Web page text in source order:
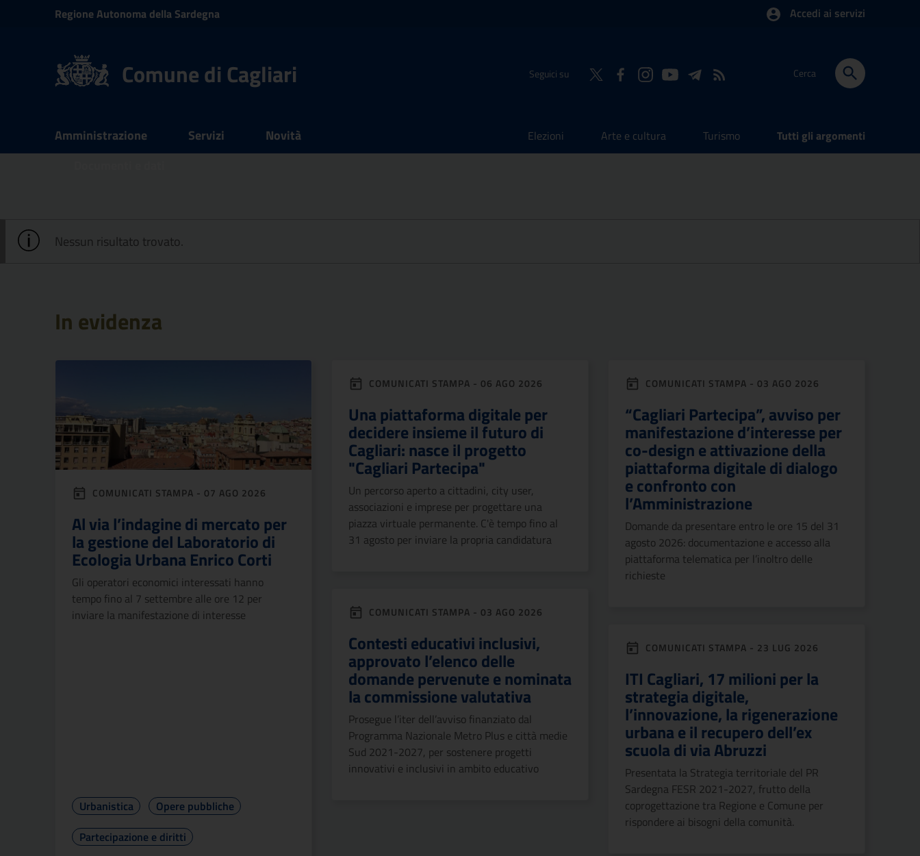
Vai ai contenuti
RegioneAutonoma della Sardegna Accedi ai servizi
Comune di Cagliari Seguici su Cerca
Submenu
Amministrazione Servizi
Novità
Elezioni Arte e cultura Turismo Tutti gli argomenti
Nessun risultato trovato.
In evidenza
COMUNICATI STAMPA - 07 AGO 2026
Al via l’indagine di mercato per
la gestione del Laboratorio di
Ecologia Urbana Enrico Corti
Gli operatori economici interessati hanno
tempo fino al 7 settembre alle ore 12 per
inviare la manifestazione di interesse
Urbanistica
Opere pubbliche
Partecipazione e diritti
COMUNICATI STAMPA - 06 AGO 2026
Una piattaforma digitale per
decidere insieme il futuro di
Cagliari: nasce il progetto
"Cagliari Partecipa"
Un percorso aperto a cittadini, city user,
associazioni e imprese per progettare una
piazza virtuale permanente. C'è tempo fino al
31 agosto per inviare la propria candidatura
COMUNICATI STAMPA - 03 AGO 2026
Contesti educativi inclusivi,
approvato l’elenco delle
domande pervenute e nominata
la commissione valutativa
Prosegue l’iter dell’avviso finanziato dal
Programma Nazionale Metro Plus e città medie
Sud 2021-2027, per sostenere progetti
innovativi e inclusivi in ambito educativo
COMUNICATI STAMPA - 03 AGO 2026
“Cagliari Partecipa”, avviso per
manifestazione d’interesse per
co-design e attivazione della
piattaforma digitale di dialogo
e confronto con
l’Amministrazione
Domande da presentare entro le ore 15 del 31
agosto 2026: documentazione e accesso alla
piattaforma telematica per l’inoltro delle
richieste
COMUNICATI STAMPA - 23 LUG 2026
ITI Cagliari, 17 milioni per la
strategia digitale,
l’innovazione, la rigenerazione
urbana e il recupero dell’ex
scuola di via Abruzzi
Presentata la Strategia territoriale del PR
Sardegna FESR 2021-2027, frutto della
coprogettazione tra Regione e Comune per
rispondere ai bisogni della comunità.